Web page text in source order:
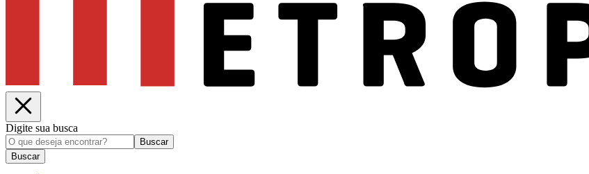
Digite sua busca
Buscar
Buscar